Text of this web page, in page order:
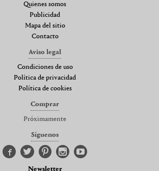
Quienes somos
Publicidad
Mapa del sitio
Contacto
Aviso legal
Condiciones de uso
Política de privacidad
Política de cookies
Comprar
Próximamente
Síguenos
Newsletter